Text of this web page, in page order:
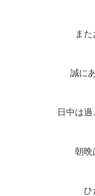
ま
誠に
日中は
朝晩
ひ